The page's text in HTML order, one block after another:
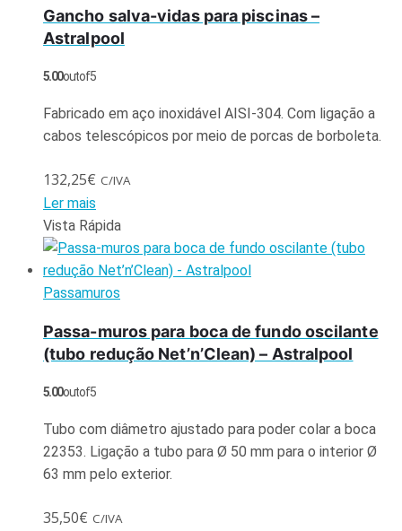
Gancho salva-vidas para piscinas –
Astralpool
5.00out of 5
Fabricado em aço inoxidável AISI-304. Com ligação a
cabos telescópicos por meio de porcas de borboleta.
132,25€ C/IVA
Ler mais
Vista Rápida
Passamuros
Passa-muros para boca de fundo oscilante
(tubo redução Net’n’Clean) – Astralpool
5.00out of 5
Tubo com diâmetro ajustado para poder colar a boca
22353. Ligação a tubo para Ø 50 mm para o interior Ø
63 mm pelo exterior.
35,50€ C/IVA